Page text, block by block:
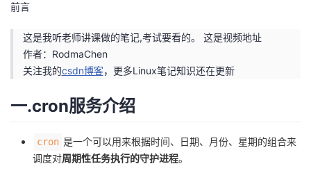
页
开
发
的
我
前言
这是我听老师讲课做的笔记,考试要看的。 这是视频地址
作者：RodmaChen
关注我的csdn博客，更多Linux笔记知识还在更新
一.cron服务介绍
cron 是一个可以用来根据时间、日期、月份、星期的组合来
调度对周期性任务执行的守护进程。